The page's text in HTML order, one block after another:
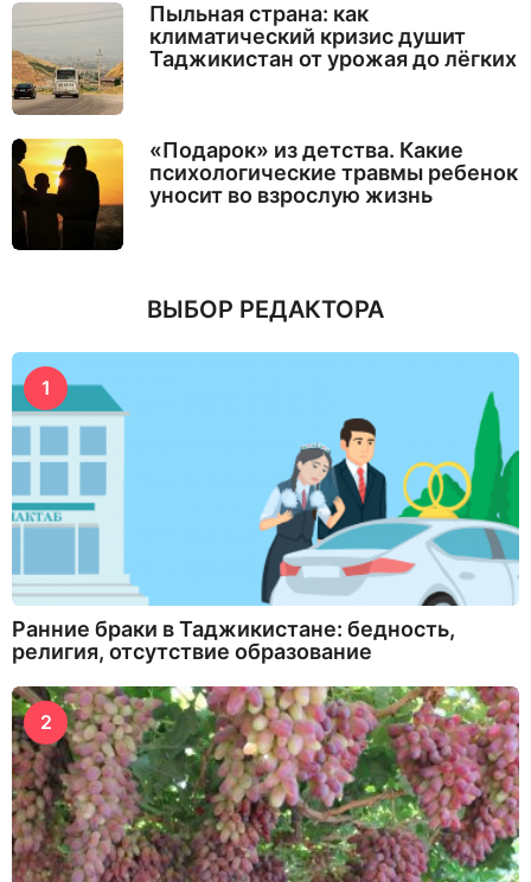
Пыльная страна: как
климатический кризис душит
Таджикистан от урожая до лёгких
«Подарок» из детства. Какие
психологические травмы ребенок
уносит во взрослую жизнь
ВЫБОР РЕДАКТОРА
1
Ранние браки в Таджикистане: бедность,
религия, отсутствие образование
2